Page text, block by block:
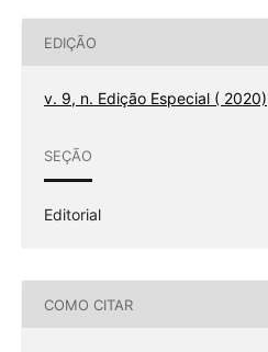
EDIÇÃO
v. 9, n. Edição Especial ( 2020)
SEÇÃO
Editorial
COMO CITAR